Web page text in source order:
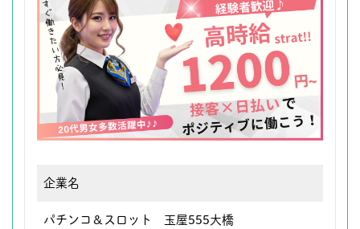
企業名
パチンコ＆スロット 玉屋555大橋